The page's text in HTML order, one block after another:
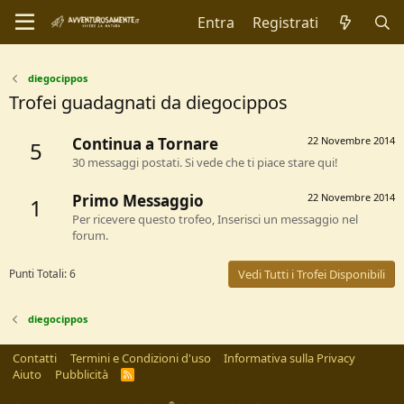
Entra Registrati
diegocippos
Trofei guadagnati da diegocippos
5 22 Novembre 2014
Continua a Tornare
30 messaggi postati. Si vede che ti piace stare qui!
1 22 Novembre 2014
Primo Messaggio
Per ricevere questo trofeo, Inserisci un messaggio nel
forum.
Punti Totali: 6 Vedi Tutti i Trofei Disponibili
diegocippos
Contatti Termini e Condizioni d'uso
Informativa sulla Privacy
Aiuto
Pubblicità
R